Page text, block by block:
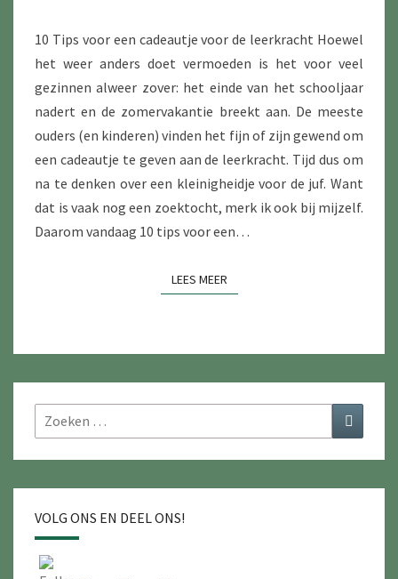
DE
JUF
10 Tips voor een cadeautje voor de leerkracht Hoewel
het weer anders doet vermoeden is het voor veel
gezinnen alweer zover: het einde van het schooljaar
nadert en de zomervakantie breekt aan. De meeste
ouders (en kinderen) vinden het fijn of zijn gewend om
een cadeautje te geven aan de leerkracht. Tijd dus om
na te denken over een kleinigheidje voor de juf. Want
dat is vaak nog een zoektocht, merk ik ook bij mijzelf.
Daarom vandaag 10 tips voor een…
LEES MEERLEES MEER
Zoeken
naar:
Zoeken
VOLG ONS EN DEEL ONS!